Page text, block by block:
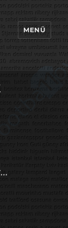
MENÜ